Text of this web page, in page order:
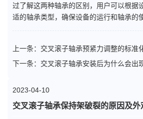
过了解这两种轴承的区别，用户可以根据
适的轴承类型，确保设备的运行和轴承的
上一条： 交叉滚子轴承预紧力调整的标准
下一条： 交叉滚子轴承安装后为什么会出
2023-04-10
交叉滚子轴承保持架破裂的原因及外